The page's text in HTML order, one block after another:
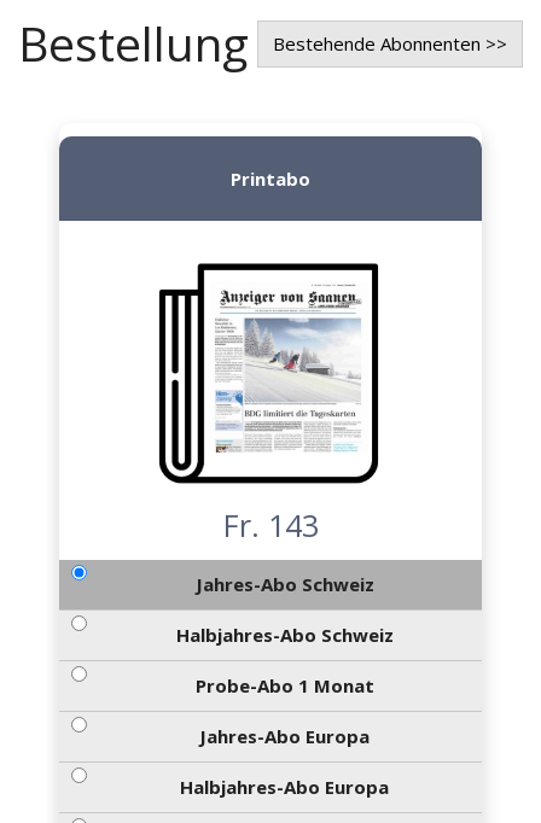
Bestellung Bestehende Abonnenten >>
Printabo
Fr. 143
Jahres-Abo Schweiz
Halbjahres-Abo Schweiz
Probe-Abo 1 Monat
Jahres-Abo Europa
Halbjahres-Abo Europa